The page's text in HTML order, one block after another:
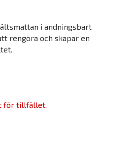
i andningsbart
rengöra och skapar en
för tillfället.